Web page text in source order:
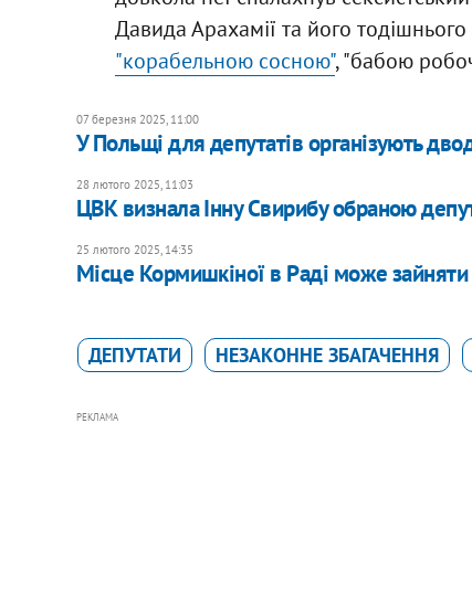
Давида Арахамії та його
"корабельною сосною", "бабою
07 березня 2025, 11:00
У Польщі для депутатів організують
28 лютого 2025, 11:03
ЦВК визнала Інну Свирибу обраною
25 лютого 2025, 14:35
Місце Кормишкіної в Раді може
ДЕПУТАТИ НЕЗАКОННЕ ЗБАГАЧЕННЯ
РЕКЛАМА